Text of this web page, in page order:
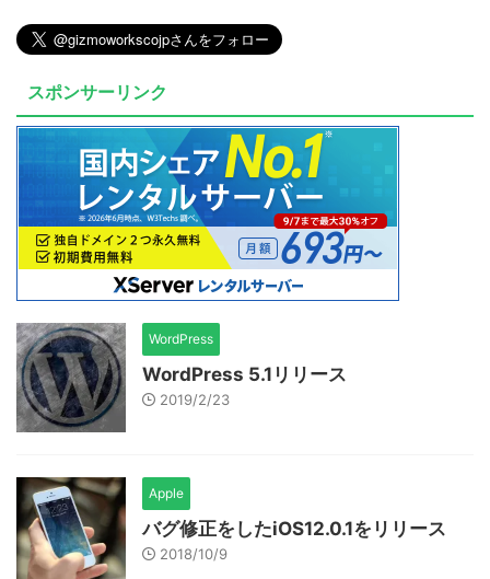
スポンサーリンク
WordPress
WordPress 5.1リリース
2019/2/23
Apple
バグ修正をしたiOS12.0.1をリリース
2018/10/9